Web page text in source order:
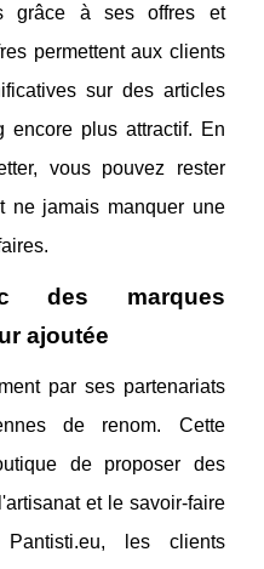
grâce à ses offres et
permettent aux clients
sur des articles
encore plus attractif. En
vous pouvez rester
ne jamais manquer une
des marques
ajoutée
par ses partenariats
de renom. Cette
de proposer des
et le savoir-faire
les clients